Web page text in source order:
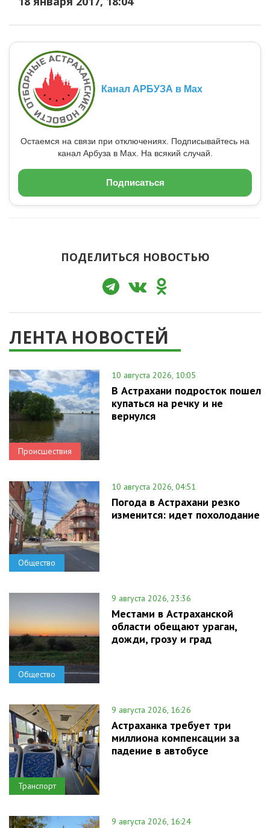
Канал АРБУЗА в Max
Остаемся на связи при отключениях. Подписывайтесь на
канал Арбуза в Max. На всякий случай.
Подписаться
ПОДЕЛИТЬСЯ НОВОСТЬЮ
ЛЕНТА НОВОСТЕЙ
Происшествия
10 августа 2026, 10:05
В Астрахани подросток пошел
купаться на речку и не
вернулся
Общество
10 августа 2026, 04:51
Погода в Астрахани резко
изменится: идет похолодание
Общество
9 августа 2026, 23:36
Местами в Астраханской
области обещают ураган,
дожди, грозу и град
Транспорт
9 августа 2026, 16:26
Астраханка требует три
миллиона компенсации за
падение в автобусе
9 августа 2026, 16:24